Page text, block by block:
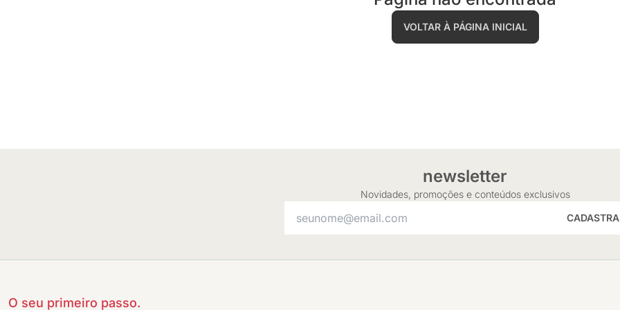
VOLTAR À PÁGINA INICIAL
newsletter
Novidades, promoções e conteúdos exclusivos
O seu primeiro passo.